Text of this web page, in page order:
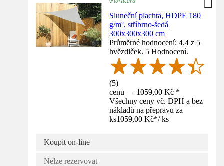
Sluneční plachta, HDPE 180
g/m², stříbrno-šedá
300x300x300 cm
Průměrné hodnocení: 4.4 z 5
hvězdiček. 5 Hodnocení.
(5)
cenu — 1059,00 Kč *
Všechny ceny vč. DPH a bez
nákladů na přepravu za
ks1059,00 Kč*/ ks
Koupit on-line
Nelze rezervovat